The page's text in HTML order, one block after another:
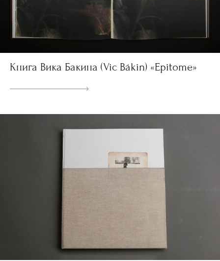
Книга Вика Бакина (Vic Bákin) «Epitome»